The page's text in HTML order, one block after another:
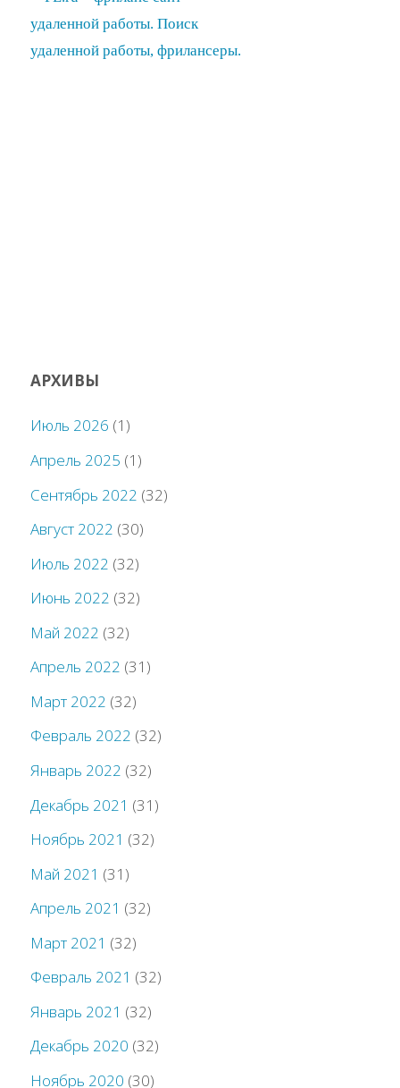
АРХИВЫ
Июль 2026 (1)
Апрель 2025 (1)
Сентябрь 2022 (32)
Август 2022 (30)
Июль 2022 (32)
Июнь 2022 (32)
Май 2022 (32)
Апрель 2022 (31)
Март 2022 (32)
Февраль 2022 (32)
Январь 2022 (32)
Декабрь 2021 (31)
Ноябрь 2021 (32)
Май 2021 (31)
Апрель 2021 (32)
Март 2021 (32)
Февраль 2021 (32)
Январь 2021 (32)
Декабрь 2020 (32)
Ноябрь 2020 (30)